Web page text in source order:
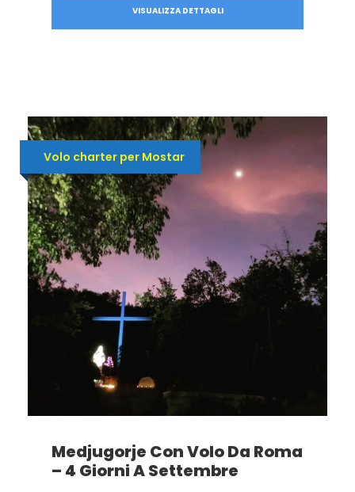
VISUALIZZA DETTAGLI
Volo charter per Mostar
Medjugorje Con Volo Da Roma
– 4 Giorni A Settembre